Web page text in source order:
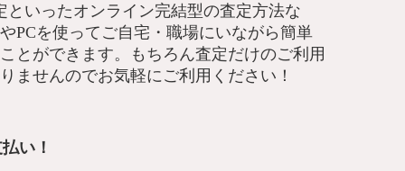
といったオンライン完結型の査定方法な
PCを使ってご自宅・職場にいながら簡単
とができます。もちろん査定だけのご利用
ませんのでお気軽にご利用ください！
い！